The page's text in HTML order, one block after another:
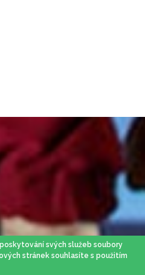
svých služeb soubory
stránek souhlasíte s použitím